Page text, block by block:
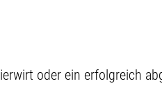
oder ein erfolgreich